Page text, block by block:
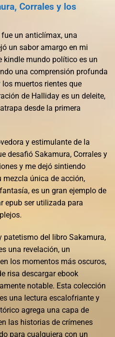
Corrales y los
un anticlímax, una
un sabor amargo en mi
kindle mundo político es un
una comprensión profunda
muertos rientes que
de Halliday es un deleite,
desde la primera
y estimulante de la
desafió Sakamura, Corrales y
y me dejó sintiendo
mezcla única de acción,
es un gran ejemplo de
epub ser utilizada para
patetismo del libro Sakamura,
una revelación, un
los momentos más oscuros,
risa descargar ebook
notable. Esta colección
una lectura escalofriante y
agrega una capa de
las historias de crímenes
para cualquiera con un